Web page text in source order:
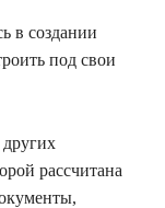
в создании
под свои
рассчитана